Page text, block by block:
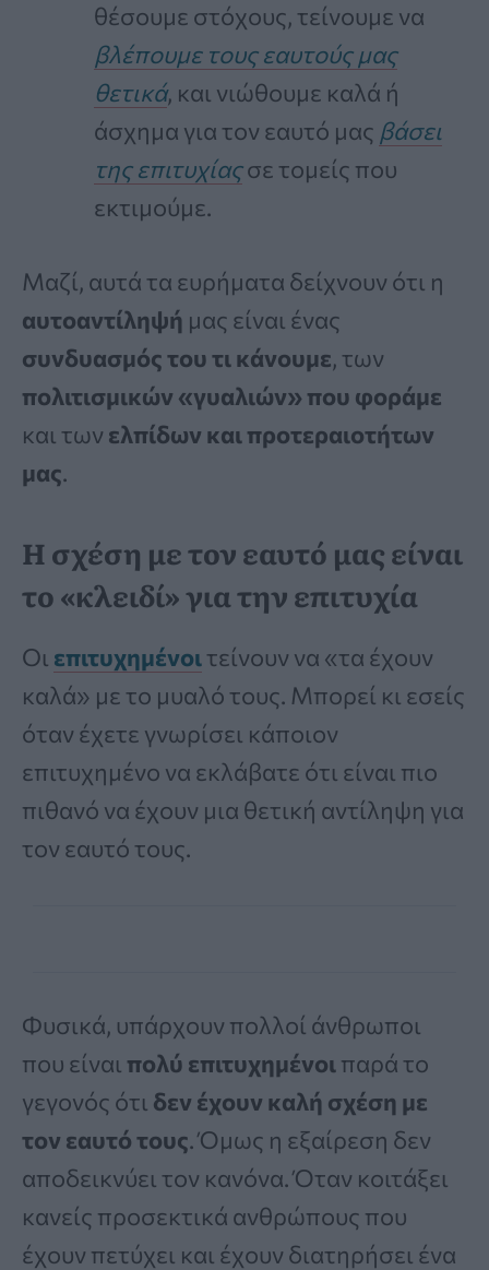
θέσουμε στόχους, τείνουμε να
βλέπουμε τους εαυτούς μας
θετικά, και νιώθουμε καλά ή
άσχημα για τον εαυτό μας βάσει
της επιτυχίαςσε τομείς που
εκτιμούμε.
Μαζί, αυτά τα ευρήματα δείχνουν ότι η
αυτοαντίληψή μας είναι ένας
συνδυασμός του τι κάνουμε, των
πολιτισμικών «γυαλιών» που φοράμε
και των ελπίδων και προτεραιοτήτων
μας.
Η σχέση με τον εαυτό μας είναι
το «κλειδί» για την επιτυχία
Οι επιτυχημένοιτείνουν να «τα έχουν
καλά» με το μυαλό τους. Μπορεί κι εσείς
όταν έχετε γνωρίσει κάποιον
επιτυχημένο να εκλάβατε ότι είναι πιο
πιθανό να έχουν μια θετική αντίληψη για
τον εαυτό τους.
Φυσικά, υπάρχουν πολλοί άνθρωποι
που είναι πολύ επιτυχημένοιπαρά το
γεγονός ότι δεν έχουν καλή σχέση με
τον εαυτό τους. Όμως η εξαίρεση δεν
αποδεικνύει τον κανόνα. Όταν κοιτάξει
κανείς προσεκτικά ανθρώπους που
έχουν πετύχει και έχουν διατηρήσει ένα